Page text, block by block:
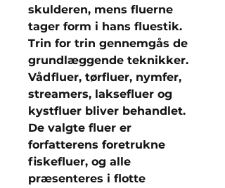
skulderen, mens fluerne
tager form i hans fluestik.
Trin for trin gennemgås de
grundlæggende teknikker.
Vådfluer, tørfluer, nymfer,
streamers, laksefluer og
kystfluer bliver behandlet.
De valgte fluer er
forfatterens foretrukne
fiskefluer, og alle
præsenteres i flotte